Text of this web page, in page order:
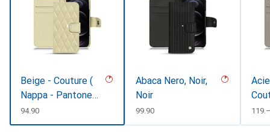
Beige - Couture (
Nappa - Pantone
#ceb888 )
CHF
94.90
Abaca Nero, Noir,
Noir
CHF
99.90 CHF